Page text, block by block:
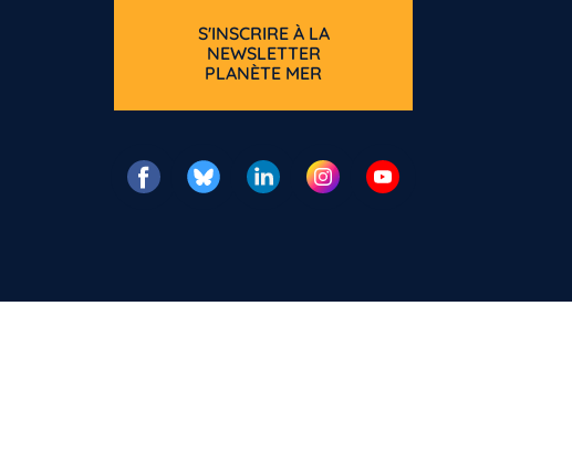
S'INSCRIRE À LA
NEWSLETTER
PLANÈTE MER